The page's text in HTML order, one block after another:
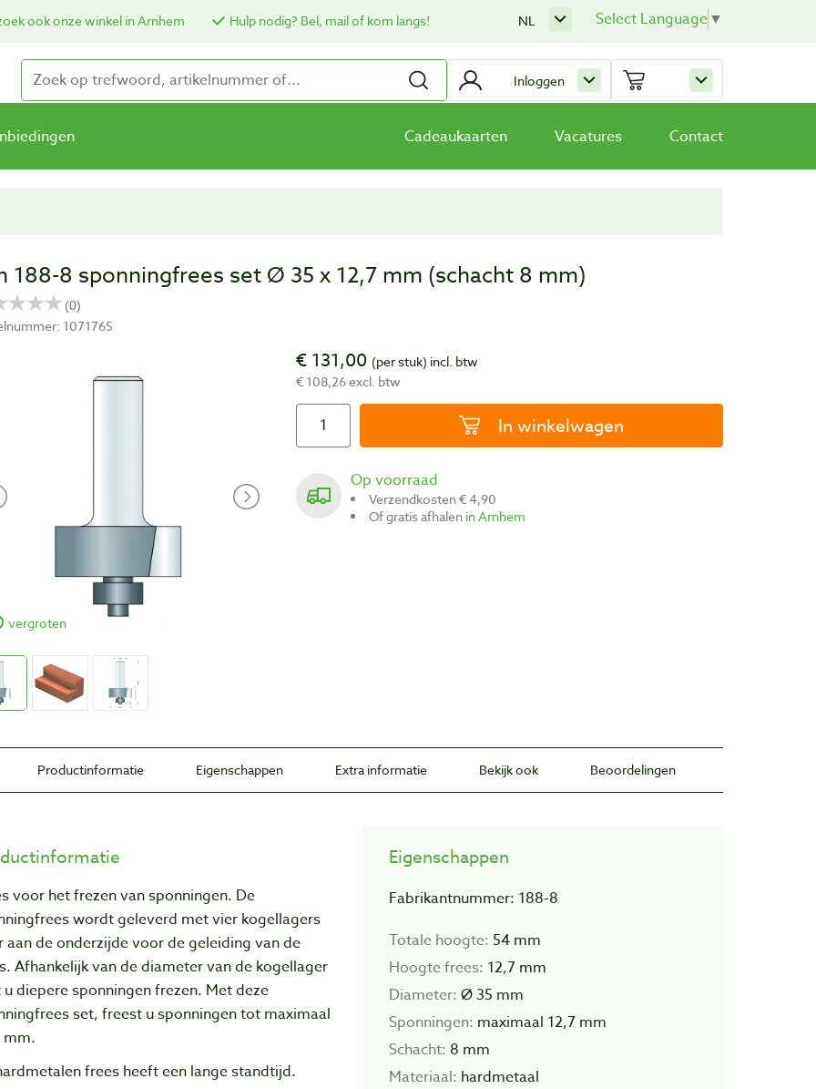
ook onze winkel in Arnhem Hulp nodig? Bel, mail of kom langs! Select Language▼
NL
Inloggen
Cadeaukaarten Vacatures Contact
188-8 sponningfrees set Ø 35 x 12,7 mm (schacht 8 mm)
1071765
vergroten
€ 131,00 (per stuk) incl. btw
€ 108,26 excl. btw
In winkelwagen
Op voorraad
Verzendkosten € 4,90
Of gratis afhalen inArnhem
Productinformatie Eigenschappen Extra informatie Bekijk ook Beoordelingen
voor het frezen van sponningen. De
wordt geleverd met vier kogellagers
aan de onderzijde voor de geleiding van de
Afhankelijk van de diameter van de kogellager
u diepere sponningen frezen. Met deze
set, freest u sponningen tot maximaal
mm.
frees heeft een lange standtijd.
Eigenschappen
Fabrikantnummer: 188-8
Totale hoogte: 54 mm
Hoogte frees: 12,7 mm
Diameter: Ø 35 mm
Sponningen: maximaal 12,7 mm
Schacht: 8 mm
Materiaal: hardmetaal